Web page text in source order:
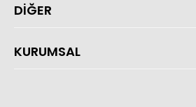
DİĞER
KURUMSAL